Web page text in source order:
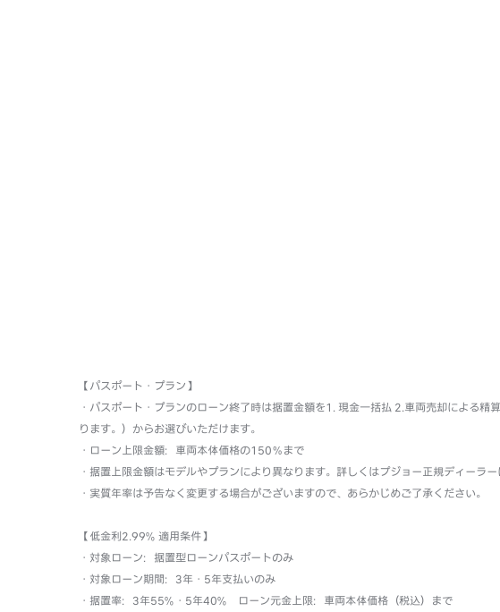
【パスポート・プラン】
・パスポート・プランのローン終了時は据置金額を1. 現金一括払 2.車両売却による
ります。）からお選びいただけます。
・ローン上限金額：車両本体価格の150％まで
・据置上限金額はモデルやプランにより異なります。詳しくはプジョー正規ディーラー
・実質年率は予告なく変更する場合がございますので、あらかじめご了承ください。
【低金利2.99% 適用条件】
・対象ローン：据置型ローンパスポートのみ
・対象ローン期間：3年・5年支払いのみ
・据置率：3年55%・5年40% ローン元金上限：車両本体価格（税込）まで